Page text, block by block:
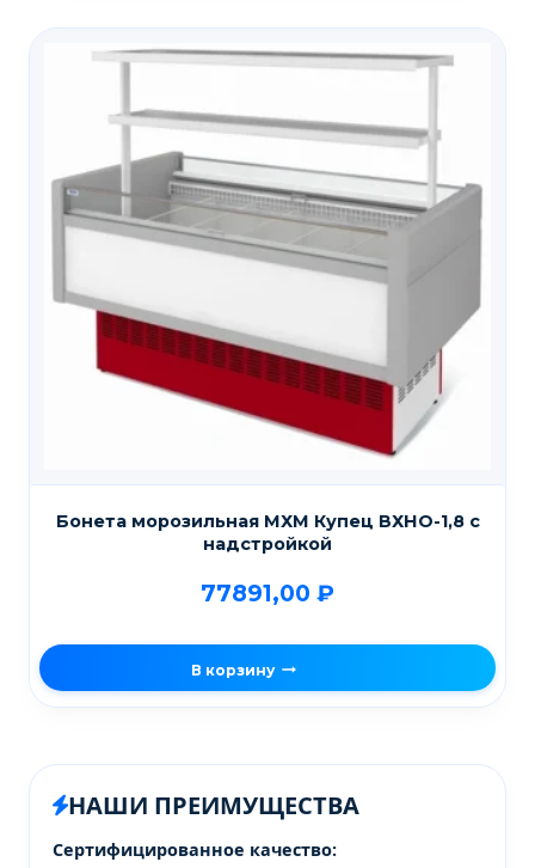
Бонета морозильная МХМ Купец ВХНО-1,8 с
надстройкой
77891,00 ₽
В корзину
НАШИ ПРЕИМУЩЕСТВА
Сертифицированное качество: